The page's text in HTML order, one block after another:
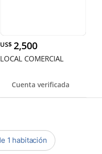
US$ 2,500
LOCAL COMERCIAL
Cuenta verificada
1 habitación